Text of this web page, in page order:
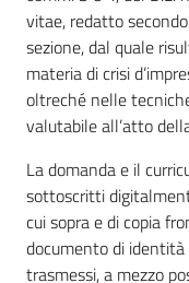
vitae, redatto
sezione, dal quale
materia di crisi
oltreché nelle
valutabile all’atto
La domanda e il
sottoscritti
cui sopra e di copia
documento di
trasmessi, a mezzo